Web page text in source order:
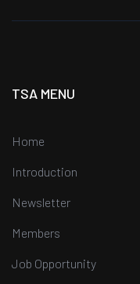
TSA MENU
Home
Introduction
Newsletter
Members
Job Opportunity